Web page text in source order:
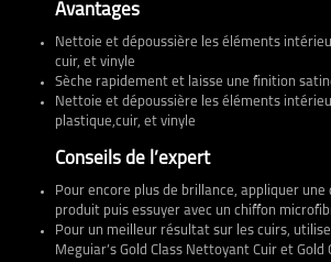
Avantages
Nettoie et dépoussière les éléments
cuir, et vinyle
Sèche rapidement et laisse une finition
Nettoie et dépoussière les éléments
plastique,cuir, et vinyle
Conseils de l’expert
Pour encore plus de brillance, appliquer une
produit puis essuyer avec un chiffon
Pour un meilleur résultat sur les cuirs,
Meguiar’s Gold Class Nettoyant Cuir et Gold